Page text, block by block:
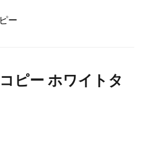
ー
ピー ホワイトタ